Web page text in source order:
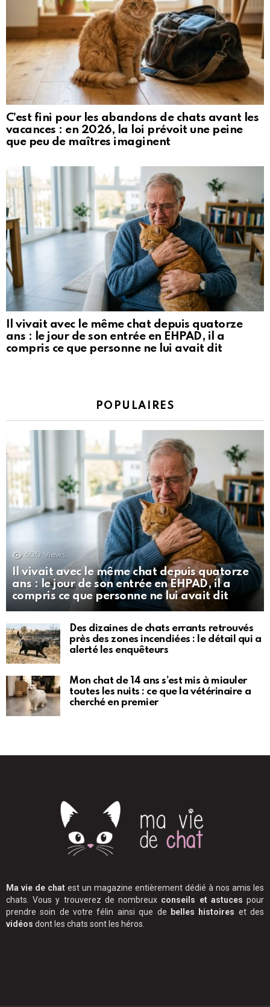
C’est fini pour les abandons de chats avant les
vacances : en 2026, la loi prévoit une peine
que peu de maîtres imaginent
Il vivait avec le même chat depuis quatorze
ans : le jour de son entrée en EHPAD, il a
compris ce que personne ne lui avait dit
POPULAIRES
600 Views
Il vivait avec le même chat depuis quatorze
ans : le jour de son entrée en EHPAD, il a
compris ce que personne ne lui avait dit
Des dizaines de chats errants retrouvés
près des zones incendiées : le détail qui a
alerté les enquêteurs
Mon chat de 14 ans s’est mis à miauler
toutes les nuits : ce que la vétérinaire a
cherché en premier
Ma vie de chat est un magazine entièrement dédié à nos amis les
chats. Vous y trouverez de nombreux conseils et astuces pour
prendre soin de votre félin ainsi que de belles histoires et des
vidéos dont les chats sont les héros.